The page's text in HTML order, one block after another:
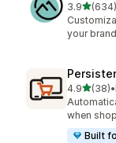
3.9滿分 5
(634)
共有 634
your
4.9滿分 5
(38)
共有 38 則•
when
Built